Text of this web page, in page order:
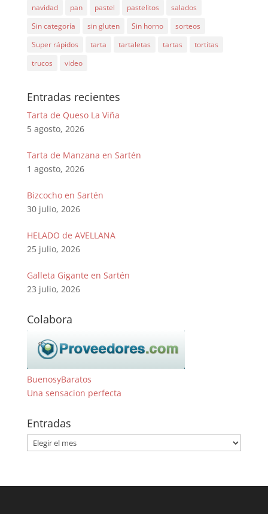
navidad
pan pastel pastelitos
salados
Sin categoría
sin gluten Sin horno
sorteos
Super rápidos
tarta tartaletas tartas
tortitas
trucos
video
Entradas recientes
Tarta de Queso La Viña
5 agosto, 2026
Tarta de Manzana en Sartén
1 agosto, 2026
Bizcocho en Sartén
30 julio, 2026
HELADO de AVELLANA
25 julio, 2026
Galleta Gigante en Sartén
23 julio, 2026
Colabora
BuenosyBaratos
Una sensacion perfecta
Entradas
Entradas